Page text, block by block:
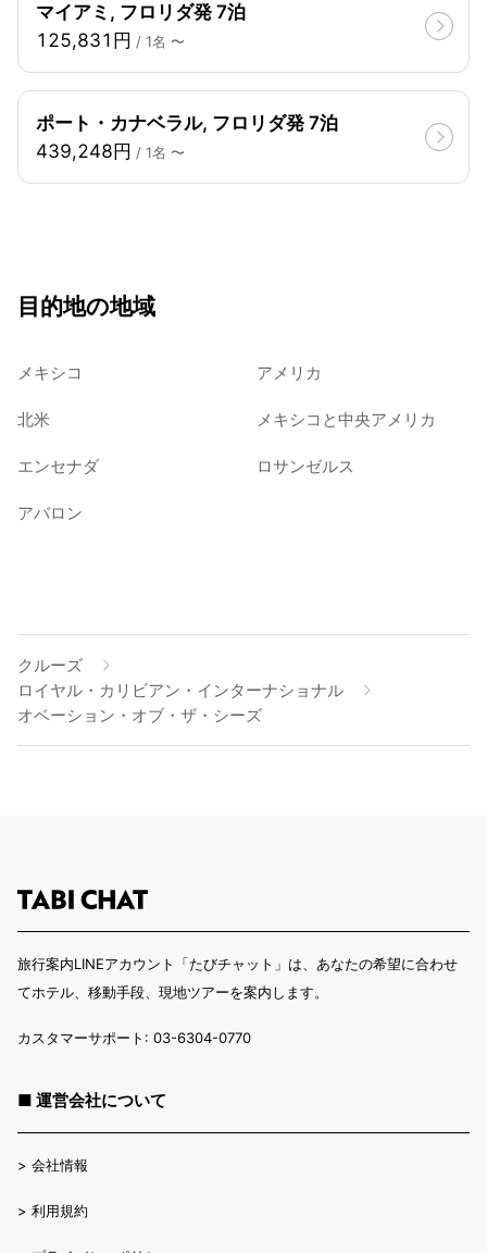
マイアミ, フロリダ発 7泊
125,831円 / 1名 〜
ポート・カナベラル, フロリダ発 7泊
439,248円 / 1名 〜
目的地の地域
メキシコ アメリカ
北米 メキシコと中央アメリカ
エンセナダ ロサンゼルス
アバロン
クルーズ
ロイヤル・カリビアン・インターナショナル
オベーション・オブ・ザ・シーズ
旅行案内LINEアカウント「たびチャット」は、あなたの希望に合わせ
てホテル、移動手段、現地ツアーを案内します。
カスタマーサポート: 03-6304-0770
■ 運営会社について
> 会社情報
> 利用規約